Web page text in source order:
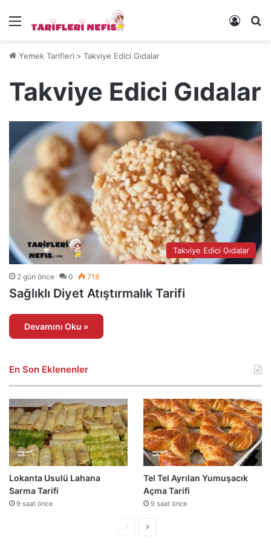
Menü Kayıt
Yemek Tarifleri > Takviye Edici Gıdalar
Takviye Edici Gıdalar
Takviye Edici Gıdalar
2 gün önce 0 718
Sağlıklı Diyet Atıştırmalık Tarifi
Devamını Oku »
En Son Eklenenler
Lokanta Usulü Lahana
Sarma Tarifi
9 saat önce
Tel Tel Ayrılan Yumuşacık
Açma Tarifi
9 saat önce
ÖncekiSonraki